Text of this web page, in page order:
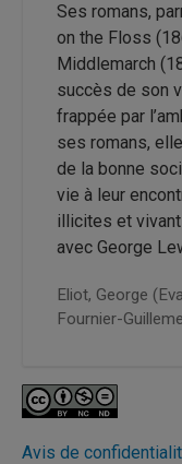
Ses romans,
on the Floss
Middlemarch
succès de son
frappée par
ses romans,
de la bonne
vie à leur
illicites et
avec George
Eliot, George
Fournier-
Avis de